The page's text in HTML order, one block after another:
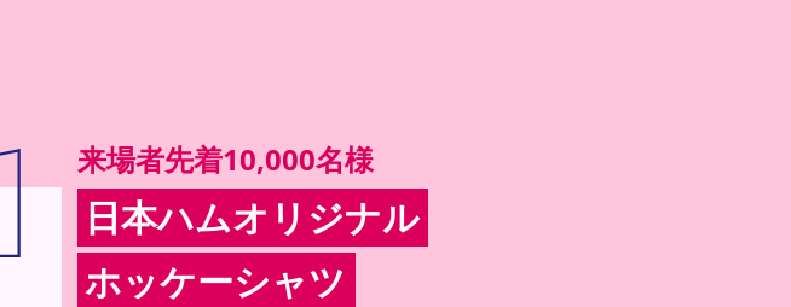
来場者先着10,000名様
日本ハムオリジナル
ホッケーシャツ